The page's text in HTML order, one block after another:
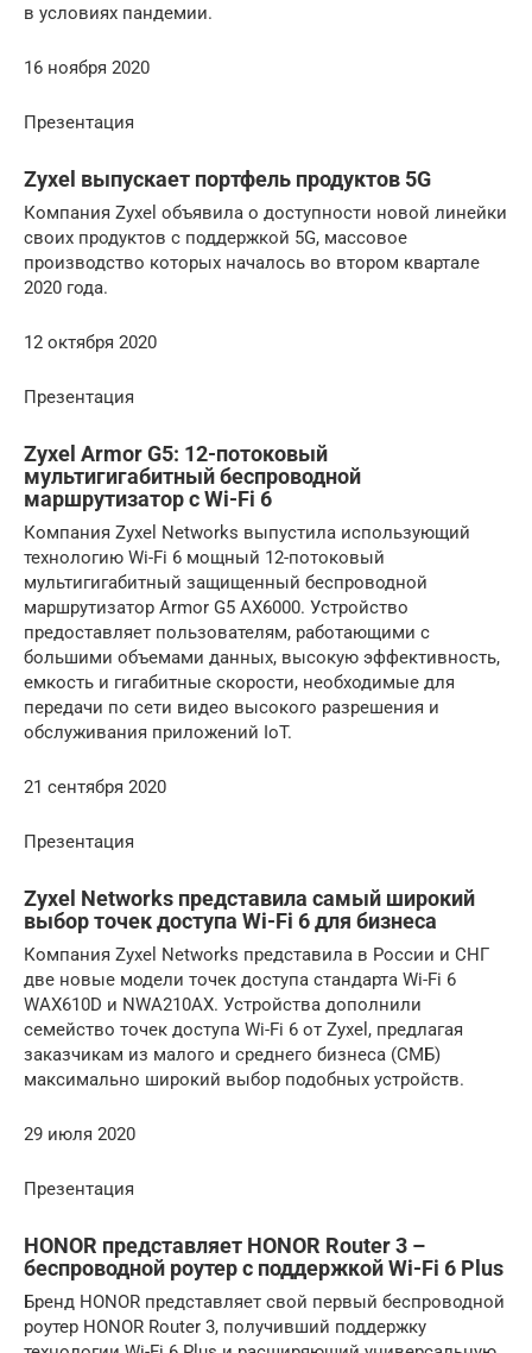
в условиях пандемии.
16 ноября 2020
Презентация
Zyxel выпускает портфель продуктов 5G
Компания Zyxel объявила о доступности новой линейки
своих продуктов с поддержкой 5G, массовое
производство которых началось во втором квартале
2020 года.
12 октября 2020
Презентация
Zyxel Armor G5: 12-потоковый
мультигигабитный беспроводной
маршрутизатор с Wi-Fi 6
Компания Zyxel Networks выпустила использующий
технологию Wi-Fi 6 мощный 12-потоковый
мультигигабитный защищенный беспроводной
маршрутизатор Armor G5 AX6000. Устройство
предоставляет пользователям, работающими с
большими объемами данных, высокую эффективность,
емкость и гигабитные скорости, необходимые для
передачи по сети видео высокого разрешения и
обслуживания приложений IoT.
21 сентября 2020
Презентация
Zyxel Networks представила самый широкий
выбор точек доступа Wi-Fi 6 для бизнеса
Компания Zyxel Networks представила в России и СНГ
две новые модели точек доступа стандарта Wi-Fi 6
WAX610D и NWA210AX. Устройства дополнили
семейство точек доступа Wi-Fi 6 от Zyxel, предлагая
заказчикам из малого и среднего бизнеса (СМБ)
максимально широкий выбор подобных устройств.
29 июля 2020
Презентация
HONOR представляет HONOR Router 3 –
беспроводной роутер с поддержкой Wi-Fi 6 Plus
Бренд HONOR представляет свой первый беспроводной
роутер HONOR Router 3, получивший поддержку